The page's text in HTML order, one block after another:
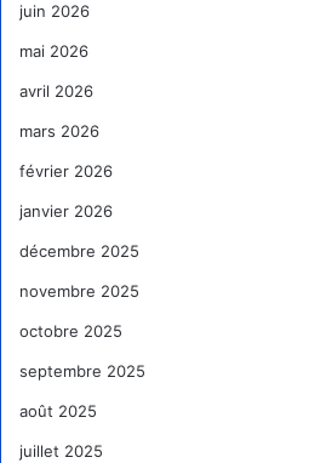
juin 2026
mai 2026
avril 2026
mars 2026
février 2026
janvier 2026
décembre 2025
novembre 2025
octobre 2025
septembre 2025
août 2025
juillet 2025